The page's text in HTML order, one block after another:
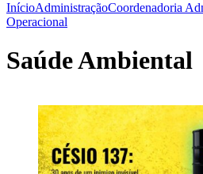
InícioAdministraçãoCoordenadoria
Operacional
Saúde Ambiental